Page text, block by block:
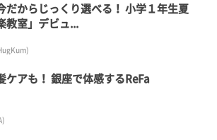
だからじっくり選べる！ 小学１年生夏
教室」デビュ...
ケアも！ 銀座で体感するReFa